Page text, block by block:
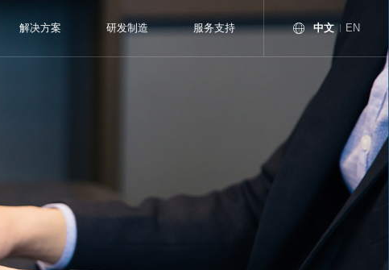
中文 EN
解决方案 研发制造 服务支持